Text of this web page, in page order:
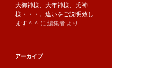
大御神様、大年神様、氏神
様・・・。違いをご説明致し
ます＾＾ に 編集者 より
アーカイブ